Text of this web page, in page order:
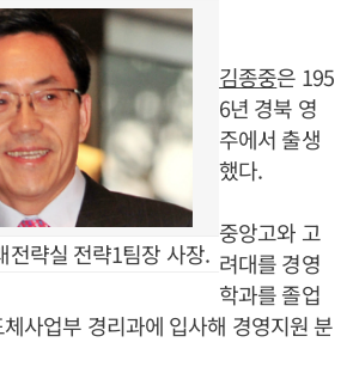
전략실 전략1팀장 사장.
김종중은 195
6년 경북 영
주에서 출생
했다.
중앙고와 고
려대를 경영
학과를 졸업
사업부 경리과에 입사해 경영지원 분